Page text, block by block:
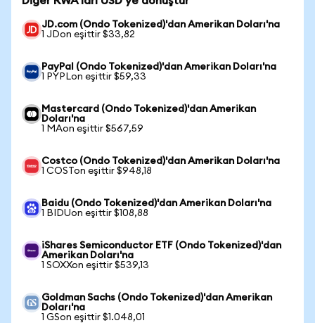
JD.com (Ondo Tokenized)'dan Amerikan Doları'na
1 JDon eşittir $33,82
PayPal (Ondo Tokenized)'dan Amerikan Doları'na
1 PYPLon eşittir $59,33
Mastercard (Ondo Tokenized)'dan Amerikan
Doları'na
1 MAon eşittir $567,59
Costco (Ondo Tokenized)'dan Amerikan Doları'na
1 COSTon eşittir $948,18
Baidu (Ondo Tokenized)'dan Amerikan Doları'na
1 BIDUon eşittir $108,88
iShares Semiconductor ETF (Ondo Tokenized)'dan
Amerikan Doları'na
1 SOXXon eşittir $539,13
Goldman Sachs (Ondo Tokenized)'dan Amerikan
Doları'na
1 GSon eşittir $1.048,01